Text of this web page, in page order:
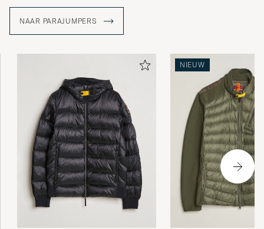
NAAR PARAJUMPERS
NIEUW